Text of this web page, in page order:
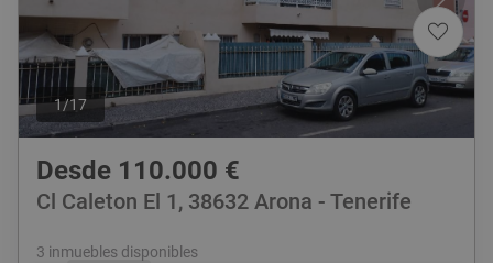
1/17
Desde 110.000 €
Cl Caleton El 1, 38632 Arona - Tenerife
3 inmuebles disponibles